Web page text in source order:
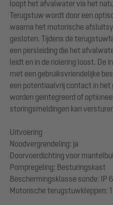
loopt het afvalwater via het
Terugstuw wordt door een
waarna het motorische
gesloten. Tijdens de
een persleiding die het
leidt en in de riolering loost. De
met een gebruiksvriendelijke
een potentiaalvrij contact in
worden geïntegreerd of
storingsmeldingen kan
Uitvoering
Noodvergrendeling: ja
Doorvoerdichting voor
Pompregeling: Besturingskast
Beschermingsklasse sonde: IP
Motorische terugstuwkleppen: 1